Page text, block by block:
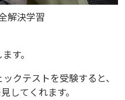
解決学習
す。
クテストを受験すると、
してくれます。